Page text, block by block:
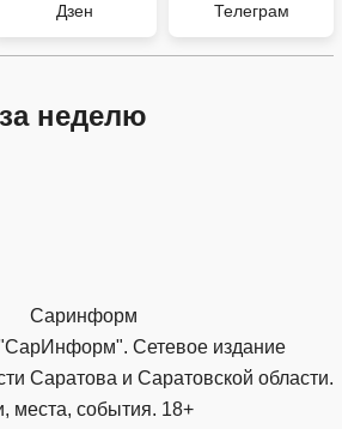
Дзен Телеграм
неделю
Сетевое издание
Саратова и Саратовской области.
места, события. 18+